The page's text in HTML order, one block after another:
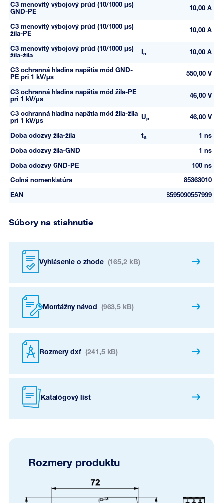
C3 menovitý výbojový prúd (10/1000 µs)
GND-PE
10,00 A
C3 menovitý výbojový prúd (10/1000 µs)
žila-PE
10,00 A
C3 menovitý výbojový prúd (10/1000 µs)
žila-žila
n 10,00 A
C3 ochranná hladina napätia mód GND-
PE pri 1 kV/µs
550,00 V
C3 ochranná hladina napätia mód žila-PE
pri 1 kV/µs
46,00 V
C3 ochranná hladina napätia mód žila-žila
pri 1 kV/µs
Up 46,00 V
Doba odozvy žila-žila ta 1 ns
Doba odozvy žila-GND 1 ns
Doba odozvy GND-PE 100 ns
Colná nomenklatúra 85363010
EAN 8595090557999
Súbory na stiahnutie
Vyhlásenie o zhode (165,2 kB)
Montážny návod (963,5 kB)
Rozmery dxf (241,5 kB)
Katalógový list
Rozmery produktu